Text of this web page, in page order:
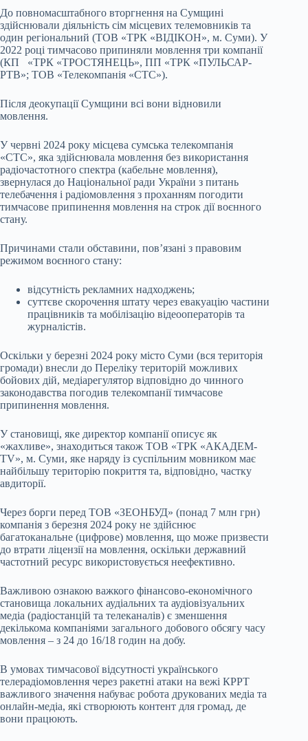
До повномасштабного вторгнення на Сумщині
здійснювали діяльність сім місцевих телемовників та
один регіональний (ТОВ «ТРК «ВІДІКОН», м. Суми). У
2022 році тимчасово припиняли мовлення три компанії
(КП «ТРК «ТРОСТЯНЕЦЬ», ПП «ТРК «ПУЛЬСАР-
РТВ»; ТОВ «Телекомпанія «СТС»).
Після деокупації Сумщини всі вони відновили
мовлення.
У червні 2024 року місцева сумська телекомпанія
«СТС», яка здійснювала мовлення без використання
радіочастотного спектра (кабельне мовлення),
звернулася до Національної ради України з питань
телебачення і радіомовлення з проханням погодити
тимчасове припинення мовлення на строк дії воєнного
стану.
Причинами стали обставини, пов’язані з правовим
режимом воєнного стану:
відсутність рекламних надходжень;
суттєве скорочення штату через евакуацію частини
працівників та мобілізацію відеооператорів та
журналістів.
Оскільки у березні 2024 року місто Суми (вся територія
громади) внесли до Переліку територій можливих
бойових дій, медіарегулятор відповідно до чинного
законодавства погодив телекомпанії тимчасове
припинення мовлення.
У становищі, яке директор компанії описує як
«жахливе», знаходиться також ТОВ «ТРК «АКАДЕМ-
ТV», м. Суми, яке наряду із суспільним мовником має
найбільшу територію покриття та, відповідно, частку
авдиторії.
Через борги перед ТОВ «ЗЕОНБУД» (понад 7 млн грн)
компанія з березня 2024 року не здійснює
багатоканальне (цифрове) мовлення, що може призвести
до втрати ліцензії на мовлення, оскільки державний
частотний ресурс використовується неефективно.
Важливою ознакою важкого фінансово-економічного
становища локальних аудіальних та аудіовізуальних
медіа (радіостанцій та телеканалів) є зменшення
декількома компаніями загального добового обсягу часу
мовлення – з 24 до 16/18 годин на добу.
В умовах тимчасової відсутності українського
телерадіомовлення через ракетні атаки на вежі КРРТ
важливого значення набуває робота друкованих медіа та
онлайн-медіа, які створюють контент для громад, де
вони працюють.